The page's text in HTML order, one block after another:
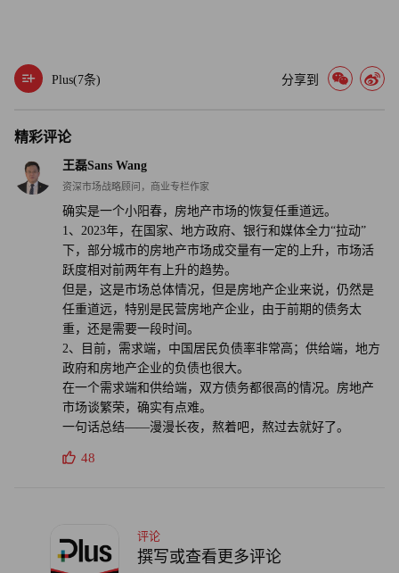
点、1个百分点，民营房企占比仅9%，同比下降35个百分
据中国房地产报记者统计，销售50强中14家房企拿地数量挂
零，“宇宙房企”碧桂园2022年拿地不足百亿，相比之下，其
在2021年拿地超2000亿。
与财大气粗的国企央企相比，民营房企风险意识更高，在熊
市中拿地的欲望更低，但其处境与动向却对整个行业具有风
向标意义。目前来看，众多民营房企的春天仍未到来，今年
拿地规模恐怕仍不乐观。值得注意的是，地方城投2022年拿
地金额大幅上升，这将给地方债务添加沉重的负担，令本就
已经债务高企的地方政府财政更加捉襟见肘。
楼市存量方面，上个月官方公布全国有六亿栋房屋，震惊全
网。事实上，类似包括空置率、房屋数量等等讨论在近些年
一直不绝于耳。数据显示，2022年末商品房待售面积5.63亿
多座重点城市二手房挂牌量都突破了10万套，消化周期普遍
在1-2年，郑州达到40个月，大连甚至需要68个月。
Plus(7条) 分享到
精彩评论
王磊Sans Wang
资深市场战略顾问，商业专栏作家
确实是一个小阳春，房地产市场的恢复任重道远。
1、2023年，在国家、地方政府、银行和媒体全力“拉动”
下，部分城市的房地产市场成交量有一定的上升，市场活
跃度相对前两年有上升的趋势。
但是，这是市场总体情况，但是房地产企业来说，仍然是
任重道远，特别是民营房地产企业，由于前期的债务太
重，还是需要一段时间。
2、目前，需求端，中国居民负债率非常高；供给端，地方
政府和房地产企业的负债也很大。
在一个需求端和供给端，双方债务都很高的情况。房地产
市场谈繁荣，确实有点难。
一句话总结——漫漫长夜，熬着吧，熬过去就好了。
48
评论
撰写或查看更多评论